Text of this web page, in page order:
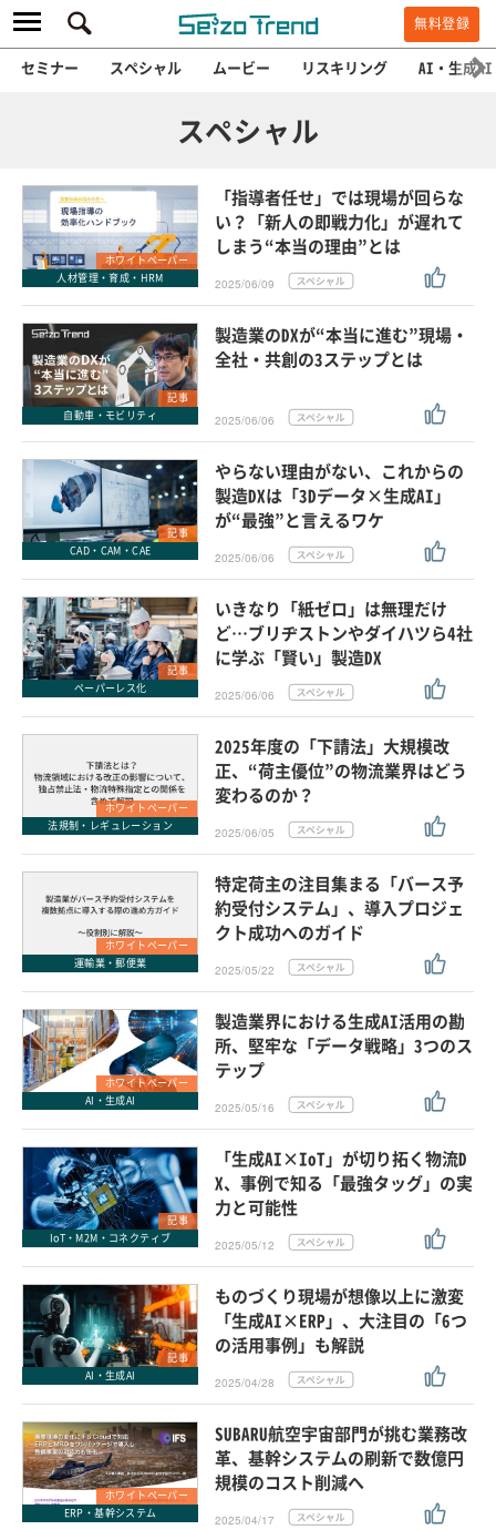
無料登録
セミナー スペシャル ムービー リスキリング AI・生成AI
スペシャル
ホワイトペーパー
人材管理・育成・HRM
「指導者任せ」では現場が回らな
い？「新人の即戦力化」が遅れて
しまう“本当の理由”とは
2025/06/09
記事
自動車・モビリティ
製造業のDXが“本当に進む”現場・
全社・共創の3ステップとは
2025/06/06
記事
CAD・CAM・CAE
やらない理由がない、これからの
製造DXは「3Dデータ×生成AI」
が“最強”と言えるワケ
2025/06/06
記事
ペーパーレス化
いきなり「紙ゼロ」は無理だけ
ど…ブリヂストンやダイハツら4社
に学ぶ「賢い」製造DX
2025/06/06
ホワイトペーパー
法規制・レギュレーション
2025年度の「下請法」大規模改
正、“荷主優位”の物流業界はどう
変わるのか？
2025/06/05
ホワイトペーパー
運輸業・郵便業
特定荷主の注目集まる「バース予
約受付システム」、導入プロジェ
クト成功へのガイド
2025/05/22
ホワイトペーパー
AI・生成AI
製造業界における生成AI活用の勘
所、堅牢な「データ戦略」3つのス
テップ
2025/05/16
記事
IoT・M2M・コネクティブ
「生成AI×IoT」が切り拓く物流D
X、事例で知る「最強タッグ」の実
力と可能性
2025/05/12
記事
AI・生成AI
ものづくり現場が想像以上に激変
「生成AI×ERP」、大注目の「6つ
の活用事例」も解説
2025/04/28
ホワイトペーパー
ERP・基幹システム
SUBARU航空宇宙部門が挑む業務改
革、基幹システムの刷新で数億円
規模のコスト削減へ
2025/04/17